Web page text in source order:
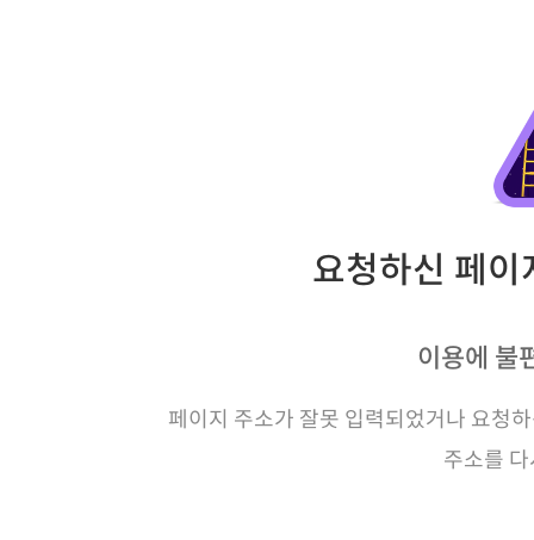
요청하신 페
이용에 불
페이지 주소가 잘못 입력되었거나 요청
주소를